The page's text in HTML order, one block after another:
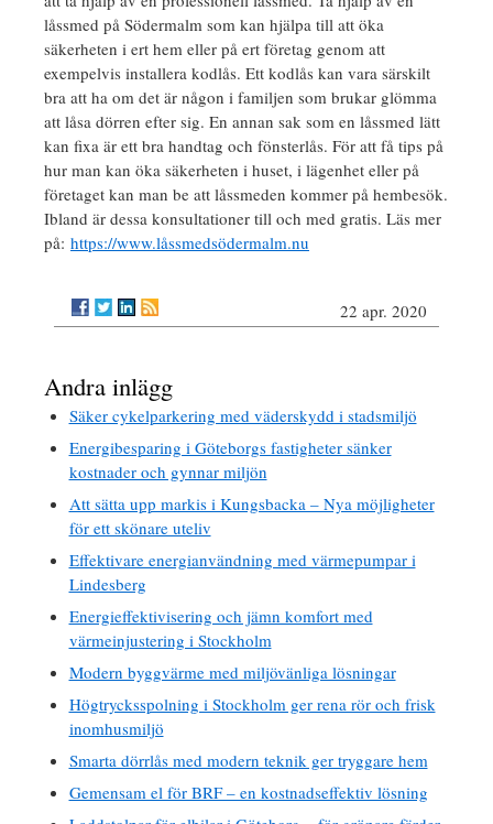
låssmed på Södermalm som kan hjälpa till att öka
säkerheten i ert hem eller på ert företag genom att
exempelvis installera kodlås. Ett kodlås kan vara särskilt
bra att ha om det är någon i familjen som brukar glömma
att låsa dörren efter sig. En annan sak som en låssmed lätt
kan fixa är ett bra handtag och fönsterlås. För att få tips på
hur man kan öka säkerheten i huset, i lägenhet eller på
företaget kan man be att låssmeden kommer på hembesök.
Ibland är dessa konsultationer till och med gratis. Läs mer
på: https://www.låssmedsödermalm.nu
22 apr. 2020
Andra inlägg
Säker cykelparkering med väderskydd i stadsmiljö
Energibesparing i Göteborgs fastigheter sänker
kostnader och gynnar miljön
Att sätta upp markis i Kungsbacka – Nya möjligheter
för ett skönare uteliv
Effektivare energianvändning med värmepumpar i
Lindesberg
Energieffektivisering och jämn komfort med
värmeinjustering i Stockholm
Modern byggvärme med miljövänliga lösningar
Högtrycksspolning i Stockholm ger rena rör och frisk
inomhusmiljö
Smarta dörrlås med modern teknik ger tryggare hem
Gemensam el för BRF – en kostnadseffektiv lösning